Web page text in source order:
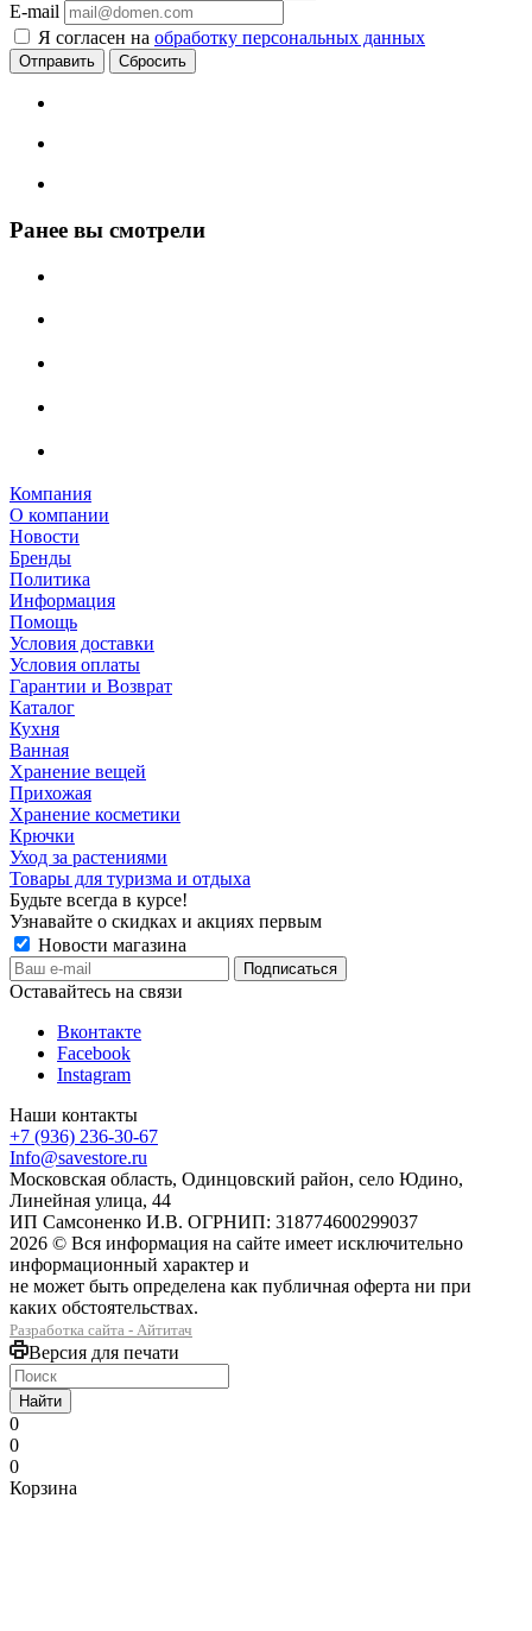
E-mail
Я согласен на обработку персональных данных
Сбросить
Ранее вы смотрели
Компания
О компании
Новости
Бренды
Политика
Информация
Помощь
Условия доставки
Условия оплаты
Гарантии и Возврат
Каталог
Кухня
Ванная
Хранение вещей
Прихожая
Хранение косметики
Крючки
Уход за растениями
Товары для туризма и отдыха
Будьте всегда в курсе!
Узнавайте о скидках и акциях первым
Новости магазина
Оставайтесь на связи
Вконтакте
Facebook
Instagram
Наши контакты
+7 (936) 236-30-67
Info@savestore.ru
Московская область, Одинцовский район, село Юдино,
Линейная улица, 44
ИП Самсоненко И.В. ОГРНИП: 318774600299037
2026 © Вся информация на сайте имеет исключительно
информационный характер и
не может быть определена как публичная оферта ни при
каких обстоятельствах.
Разработка сайта - Айтитач
Версия для печати
Найти
0
0
0
Корзина